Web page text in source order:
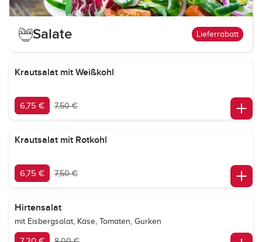
Salate Lieferrabatt
Krautsalat mit Weißkohl
6,75 € 7,50 €
Krautsalat mit Rotkohl
6,75 € 7,50 €
Hirtensalat
mit Eisbergsalat, Käse, Tomaten, Gurken